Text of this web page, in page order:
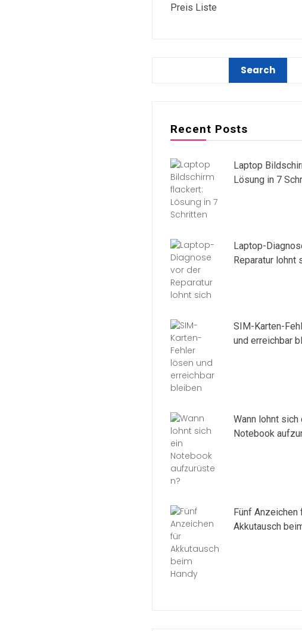
Preis Liste
Recent Posts
Laptop
Lösung in 7
Laptop-
Reparatur lohnt
SIM-Karten-
und erreichbar
Wann lohnt sich
Notebook
Fünf Anzeichen
Akkutausch